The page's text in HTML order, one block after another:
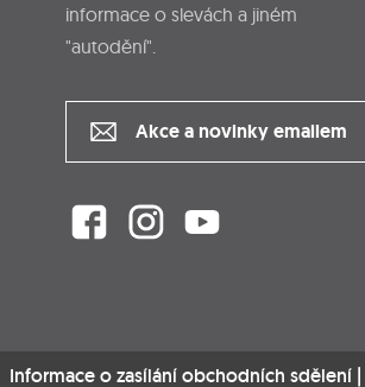
informace o slevách a jiném
"autodění".
Akce a novinky emailem
Informace o zasílání obchodních sdělení |